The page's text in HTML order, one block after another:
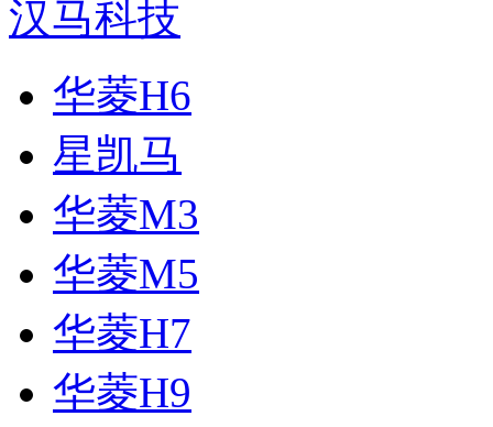
汉马科技
华菱H6
星凯马
华菱M3
华菱M5
华菱H7
华菱H9